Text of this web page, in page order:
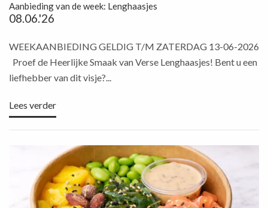
Aanbieding van de week: Lenghaasjes
08.06.'26
WEEKAANBIEDING GELDIG T/M ZATERDAG 13-06-2026
Proef de Heerlijke Smaak van Verse Lenghaasjes! Bent u een
liefhebber van dit visje?...
Lees verder